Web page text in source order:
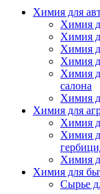
Химия для
Химия
Химия
Химия
Химия
Химия
салона
Химия
Химия для
Химия
Химия
Химия
Химия для
Сырье